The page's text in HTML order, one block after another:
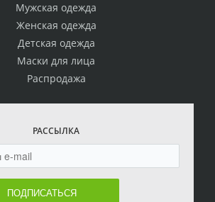
Мужская одежда
Женская одежда
Детская одежда
Маски для лица
Распродажа
РАССЫЛКА
ПОДПИСАТЬСЯ